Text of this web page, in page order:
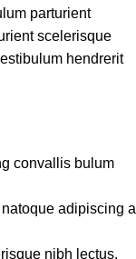
parturient
scelerisque
hendrerit
convallis bulum
adipiscing a
nibh lectus.